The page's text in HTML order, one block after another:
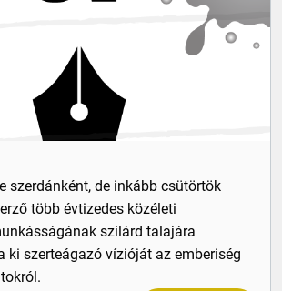
szerdánként, de inkább csütörtök
több évtizedes közéleti
szilárd talajára
ki szerteágazó vízióját az emberiség